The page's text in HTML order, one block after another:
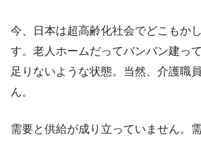
今、日本は超高齢化社会でどこもか
す。老人ホームだってバンバン建っ
足りないような状態。当然、介護職
ん。
需要と供給が成り立っていません。